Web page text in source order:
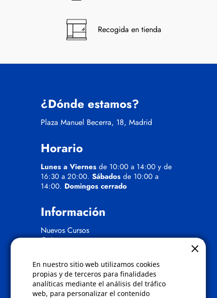
En nuestro sitio web utilizamos cookies
propias y de terceros para finalidades
analíticas mediante el análisis del tráfico
web, para personalizar el contenido
Recogida en tienda
¿Dónde estamos?
Plaza Manuel Becerra, 18, Madrid
Horario
Lunes a Viernes de 10:00 a 14:00 y de
16:30 a 20:00. Sábados de 10:00 a
14:00. Domingos cerrado
Información
Nuevos Cursos
Quienes somos
Políticas
Condiciones de compra